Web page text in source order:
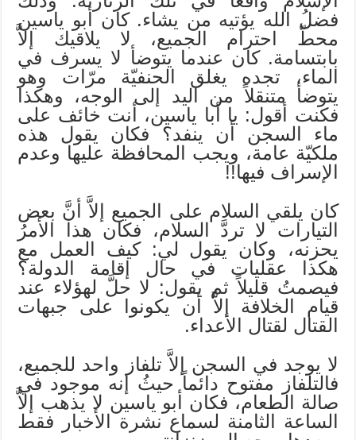
فضلُ الله يؤتيه من يشاء. كان أبو ياسين
محطّ احترام الجميع، لا يلاقيك إلاَّ
بابتسامة. كان عندما يتوضأ لا يسرف في
الماء، تجده يغلق الحنفيّة مرّات وهو
يتوضأ متنقلاً من اليد إلى الوجه، وهكذا
فكنت أقول: يا أبا ياسين، أنت خائف على
ماء السجن أن ينفد؟ فكان يقول هذه
ملكيّة عامة، ويجب المحافظة عليها وعدم
الإسراف فيها!!
كان يلقي السلام على الجميع إلاَّ أنَّ بعض
التيارات لا تردَّ السلام، فكان هذا الأمرُ
يحزنه، وكان يقول لي: كيف العمل مع
هكذا عقليات في حال إقامة الدولة؟
فيصمتُ قليلاً ثم يقول: لا حلَّ لهؤلاء عند
قيام الخلافة إلاَّ أن يكونوا على جبهات
القتال لقتال الأعداء.
لا يوجد في السجن إلاَّ تلفاز واحد للجميع،
فالتلفاز مفتوح دائماً حيثُ إنه موجود في
صالة الطعام، فكان أبو ياسين لا يذهب إلاَّ
الساعة الثامنة لسماع نشرة الأخبار فقط